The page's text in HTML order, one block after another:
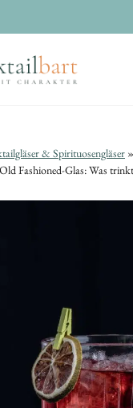
& Spirituosengläser »
Fashioned-Glas: Was